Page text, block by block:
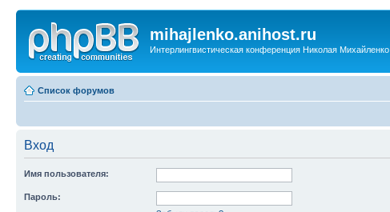
mihajlenko.anihost.ru
Интерлингвистическая конференция Николая Михайленко
Список форумов
Вход
Имя пользователя:
Пароль: